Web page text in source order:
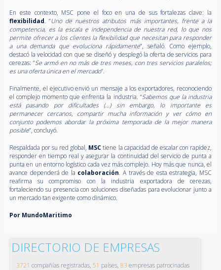
En este contexto, MSC pone el foco en una de sus fortalezas clave: la
flexibilidad. “Uno de nuestros atributos más importantes, frente a la
competencia, es la escala e independencia de nuestra red, lo que nos
permite ofrecer a los clientes la flexibilidad que necesitan para responder
a una demanda que evoluciona rápidamente”, señaló. Como ejemplo,
destacó la velocidad con que se diseñó y desplegó la oferta de servicios para
cerezas: “Se armó en no más de tres meses, con tres servicios paralelos;
es una oferta única en el mercado”.
Finalmente, el ejecutivo envió un mensaje a los exportadores, reconociendo
el complejo momento que enfrenta la industria. “Sabemos que la industria
está pasando por dificultades (…) sin embargo, lo importante es
permanecer cercanos, compartir mucha información y ver cómo en
conjunto podemos abordar la próxima temporada de la mejor manera
posible”, concluyó.
Respaldada por su red global, MSCtiene la capacidad de escalar con rapidez,
responder en tiempo real y asegurar la continuidad del servicio de punta a
punta en un entorno logístico cada vez más complejo. Hoy más que nunca, el
avance dependerá de la colaboración. A través de esta estrategia, MSC
reafirma su compromiso con la industria exportadora de cerezas,
fortaleciendo su presencia con soluciones diseñadas para evolucionar junto a
un mercado tan exigente como dinámico.
Por MundoMaritimo
DIRECTORIO DE EMPRESAS
3721 compañías registradas, 51 países, 83 empresas patrocinadas